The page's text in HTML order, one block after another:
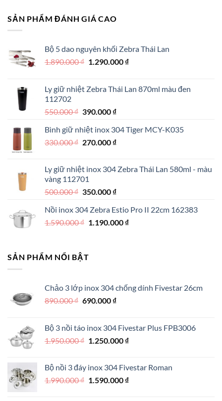
SẢN PHẨM ĐÁNH GIÁ CAO
Bộ 5 dao nguyên khối Zebra Thái Lan
1.890.000₫ Giá
1.890.000 ₫.
1.290.000 ₫Giá
là:
Ly giữ nhiệt Zebra Thái Lan 870ml màu đen
112702
550.000₫ Giá
là:
550.000 ₫.
390.000 ₫Giá
tại
là:
Bình giữ nhiệt inox 304 Tiger MCY-K035
330.000₫ Giá
330.000 ₫.
270.000 ₫Giá
là:
Ly giữ nhiệt inox 304 Zebra Thái Lan 580ml - màu
vàng 112701
500.000₫ Giá
là:
500.000 ₫.
350.000 ₫Giá
tại
là:
Nồi inox 304 Zebra Estio Pro II 22cm 162383
1.590.000₫ Giá
1.590.000 ₫.
1.190.000 ₫Giá
SẢN PHẨM NỔI BẬT
Chảo 3 lớp inox 304 chống dính Fivestar 26cm
890.000₫ Giá
890.000 ₫.
690.000 ₫Giá
là:
690.000 ₫.
Bộ 3 nồi táo inox 304 Fivestar Plus FPB3006
1.950.000₫ Giá
1.950.000 ₫.
1.250.000 ₫Giá
là:
1.250.000 ₫.
Bộ nồi 3 đáy inox 304 Fivestar Roman
1.990.000₫ Giá
1.590.000 ₫Giá